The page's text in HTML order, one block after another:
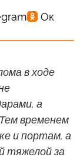
в ходе
а
временем
и портам, а
тяжелой за